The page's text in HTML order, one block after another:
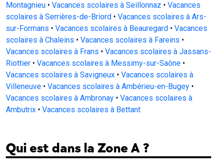
Montagnieu • Vacances scolaires à Seillonnaz • Vacances
scolaires à Serrières-de-Briord • Vacances scolaires à Ars-
sur-Formans • Vacances scolaires à Beauregard • Vacances
scolaires à Chaleins • Vacances scolaires à Fareins •
Vacances scolaires à Frans • Vacances scolaires à Jassans-
Riottier • Vacances scolaires à Messimy-sur-Saône •
Vacances scolaires à Savigneux • Vacances scolaires à
Villeneuve • Vacances scolaires à Ambérieu-en-Bugey •
Vacances scolaires à Ambronay • Vacances scolaires à
Ambutrix • Vacances scolaires à Bettant
Qui est dans la Zone A ?